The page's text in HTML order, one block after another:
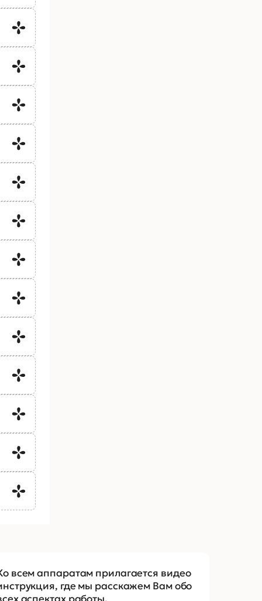
всем аппаратам прилагается видео
где мы расскажем Вам обо
аспектах работы.